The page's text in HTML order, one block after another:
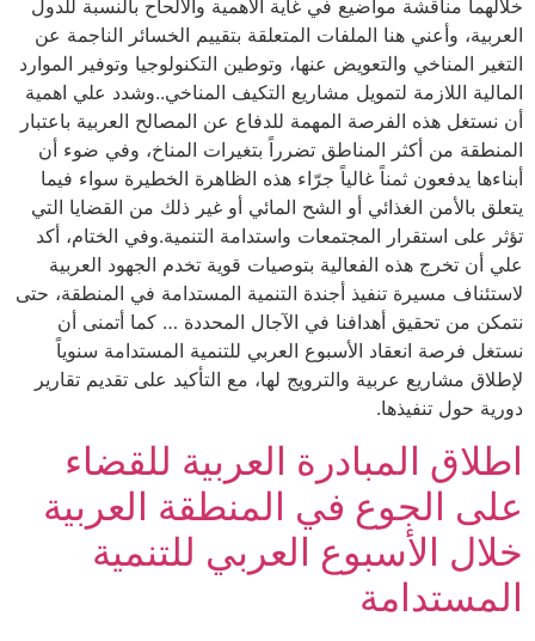
خلالهما مناقشة مواضيع في غاية الأهمية والالحاح بالنسبة للدول
العربية، وأعني هنا الملفات المتعلقة بتقييم الخسائر الناجمة عن
التغير المناخي والتعويض عنها، وتوطين التكنولوجيا وتوفير الموارد
المالية اللازمة لتمويل مشاريع التكيف المناخي..وشدد علي اهمية
أن نستغل هذه الفرصة المهمة للدفاع عن المصالح العربية باعتبار
المنطقة من أكثر المناطق تضرراً بتغيرات المناخ، وفي ضوء أن
أبناءها يدفعون ثمناً غالياً جرّاء هذه الظاهرة الخطيرة سواء فيما
يتعلق بالأمن الغذائي أو الشح المائي أو غير ذلك من القضايا التي
تؤثر على استقرار المجتمعات واستدامة التنمية.وفي الختام، أكد
علي أن تخرج هذه الفعالية بتوصيات قوية تخدم الجهود العربية
لاستئناف مسيرة تنفيذ أجندة التنمية المستدامة في المنطقة، حتى
نتمكن من تحقيق أهدافنا في الآجال المحددة … كما أتمنى أن
نستغل فرصة انعقاد الأسبوع العربي للتنمية المستدامة سنوياً
لإطلاق مشاريع عربية والترويج لها، مع التأكيد على تقديم تقارير
دورية حول تنفيذها.
اطلاق المبادرة العربية للقضاء
على الجوع في المنطقة العربية
خلال الأسبوع العربي للتنمية
المستدامة